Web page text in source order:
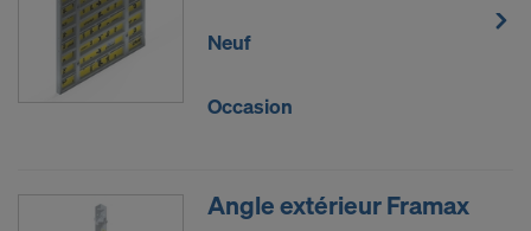
Neuf
Occasion
Angle extérieur Framax